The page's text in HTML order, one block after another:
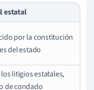
estatal
por la constitución
del estado
litigios estatales,
de condado